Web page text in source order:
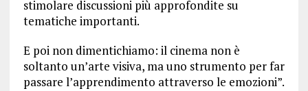
stimolare discussioni più approfondite su
tematiche importanti.
E poi non dimentichiamo: il cinema non è
soltanto un’arte visiva, ma uno strumento per far
passare l’apprendimento attraverso le emozioni”.